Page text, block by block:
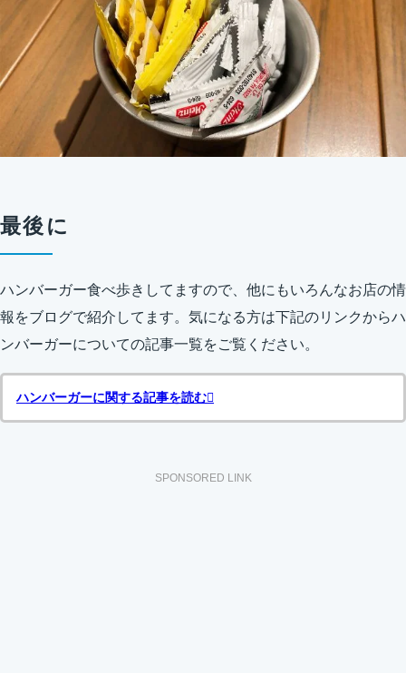
最後に
ハンバーガー食べ歩きしてますので、他にもいろんなお店の情
報をブログで紹介してます。気になる方は下記のリンクからハ
ンバーガーについての記事一覧をご覧ください。
ハンバーガーに関する記事を読む
SPONSORED LINK